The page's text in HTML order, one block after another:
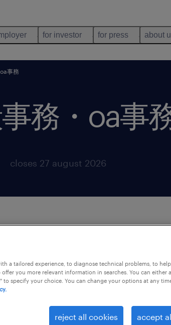
for investor for press about
事務
務・oa事
closes 27 august 2026
一般事務・OA事務
a tailored experience, to diagnose technical problems, to
you more relevant information in searches. You can either
to specify your choice. You can change your options at any
reject all cookies accept